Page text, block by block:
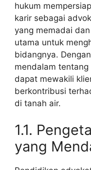
hukum
karir sebagai
yang memadai
utama untuk
bidangnya.
mendalam
dapat mewakili
berkontribusi
di tanah air.
1.1.
yang